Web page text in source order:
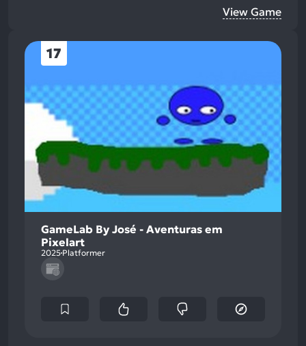
View Game
17
GameLab By José - Aventuras em
Pixelart
2025 Platformer